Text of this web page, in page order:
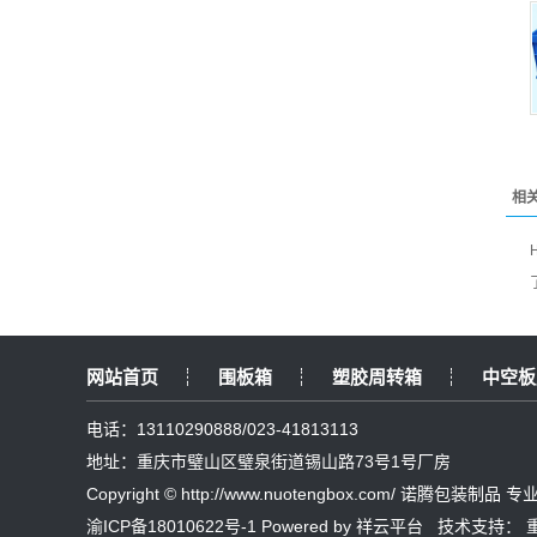
相
网站首页 围板箱 塑胶周转箱 中空
电话：13110290888/023-41813113
地址：重庆市璧山区璧泉街道锡山路73号1号厂房
Copyright © http://www.nuotengbox.com/ 诺腾包装制品 专
渝ICP备18010622号-1 Powered by 祥云平台 技术支持：